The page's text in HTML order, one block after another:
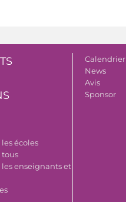
écoles
enseignants et
Calendrier
News
Avis
Sponsor